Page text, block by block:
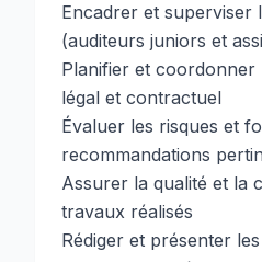
Encadrer et superviser
(auditeurs juniors et
Planifier et coordonner
légal et contractuel
Évaluer les risques et
recommandations
Assurer la qualité et la
travaux réalisés
Rédiger et présenter